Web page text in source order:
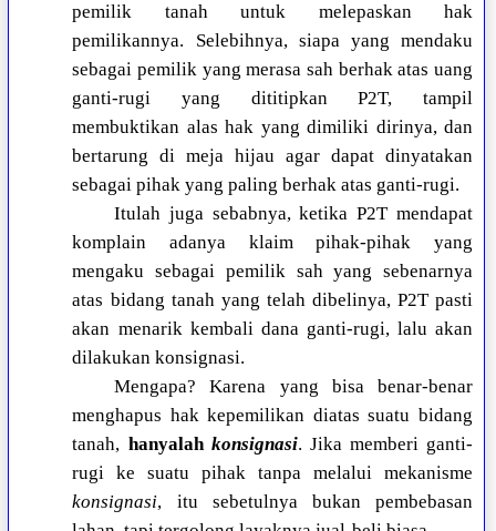
pemilik tanah untuk melepaskan hak
pemilikannya. Selebihnya, siapa yang mendaku
sebagai pemilik yang merasa sah berhak atas uang
ganti-rugi yang dititipkan P2T, tampil
membuktikan alas hak yang dimiliki dirinya, dan
bertarung di meja hijau agar dapat dinyatakan
sebagai pihak yang paling berhak atas ganti-rugi.
Itulah juga sebabnya, ketika P2T mendapat
komplain adanya klaim pihak-pihak yang
mengaku sebagai pemilik sah yang sebenarnya
atas bidang tanah yang telah dibelinya, P2T pasti
akan menarik kembali dana ganti-rugi, lalu akan
dilakukan konsignasi.
Mengapa? Karena yang bisa benar-benar
menghapus hak kepemilikan diatas suatu bidang
tanah, hanyalah konsignasi. Jika memberi ganti-
rugi ke suatu pihak tanpa melalui mekanisme
konsignasi, itu sebetulnya bukan pembebasan